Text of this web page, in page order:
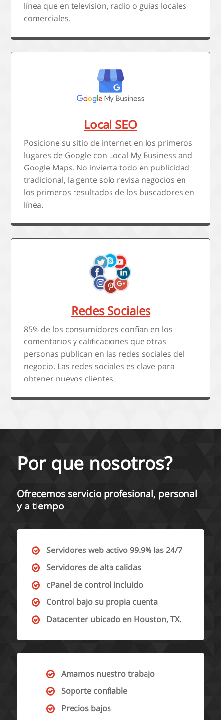
línea que en television, radio o guias locales
comerciales.
Local SEO
Posicione su sitio de internet en los primeros
lugares de Google con Local My Business and
Google Maps. No invierta todo en publicidad
tradicional, la gente solo revisa negocios en
los primeros resultados de los buscadores en
línea.
Redes Sociales
85% de los consumidores confian en los
comentarios y calificaciones que otras
personas publican en las redes sociales del
negocio. Las redes sociales es clave para
obtener nuevos clientes.
Por que nosotros?
Ofrecemos servicio profesional, personal
y a tiempo
Servidores web activo 99.9% las 24/7
Servidores de alta calidas
cPanel de control incluido
Control bajo su propia cuenta
Datacenter ubicado en Houston, TX.
Amamos nuestro trabajo
Soporte confiable
Precios bajos